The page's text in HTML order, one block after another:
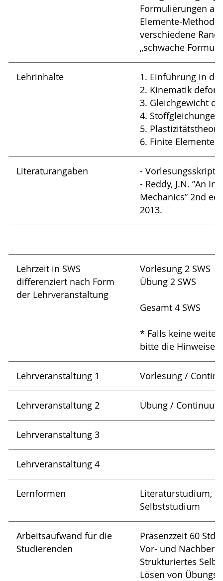
Formulierungen
Elemente-
verschiedene
„schwache
Lehrinhalte
1. Einführung in
2. Kinematik
3. Gleichgewicht
4. Stoffgleichungen
5.
6. Finite Elemente
Literaturangaben
- Vorlesungsskript
- Reddy, J.N. ”An
Mechanics” 2nd
2013.
Lehrzeit in SWS
differenziert nach Form
der Lehrveranstaltung
Vorlesung 2 SWS
Übung 2 SWS
Gesamt 4 SWS
* Falls keine
bitte die Hinweise
Lehrveranstaltung 1 Vorlesung /
Lehrveranstaltung 2 Übung /
Lehrveranstaltung 3
Lehrveranstaltung 4
Lernformen
Literaturstudium,
Selbststudium
Arbeitsaufwand für die
Studierenden
Präsenzzeit 60 Std.
Vor- und
Strukturiertes
Lösen von